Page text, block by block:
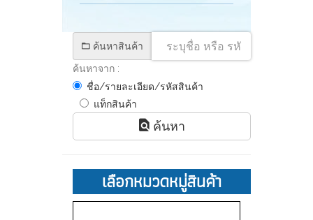
ค้นหาสินค้า
ค้นหาจาก :
ชื่อ/รายละเอียด/รหัสสินค้า
แท็กสินค้า
ค้นหา
เลือกหมวดหมู่สินค้า